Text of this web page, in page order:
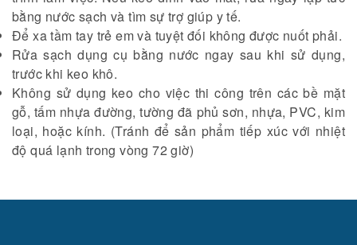
bằng nước sạch và tìm sự trợ giúp y tế.
Để xa tầm tay trẻ em và tuyệt đối không được nuốt phải.
Rửa sạch dụng cụ bằng nước ngay sau khi sử dụng,
trước khi keo khô.
Không sử dụng keo cho việc thi công trên các bề mặt
gỗ, tấm nhựa đường, tường đã phủ sơn, nhựa, PVC, kim
loại, hoặc kính. (Tránh để sản phẩm tiếp xúc với nhiệt
độ quá lạnh trong vòng 72 giờ)